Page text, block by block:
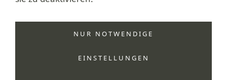
NUR NOTWENDIGE
EINSTELLUNGEN